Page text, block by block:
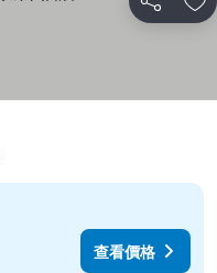
分享 放
查看價格